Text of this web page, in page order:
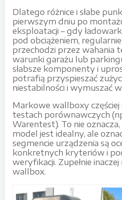
Dlatego różnice i słabe
pierwszym dniu po
eksploatacji – gdy
pod obciążeniem,
przechodzi przez wahania
warunki garażu lub
słabsze komponenty i
potrafią przyspieszać
niestabilności i wymuszać
Markowe wallboxy
testach porównawczych
Warentest). To nie
model jest idealny, ale
segmencie urządzenia są
konkretnych kryteriów i
weryfikacji. Zupełnie
wallbox.